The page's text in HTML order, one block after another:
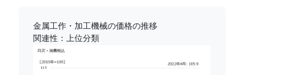
金属工作・加工機械の価格の推移
関連性：上位分類